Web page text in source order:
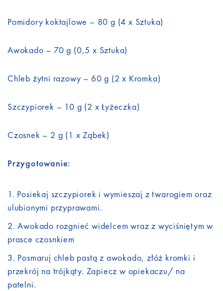
Pomidory koktajlowe – 80 g (4 x Sztuka)
Awokado – 70 g (0,5 x Sztuka)
Chleb żytni razowy – 60 g (2 x Kromka)
Szczypiorek – 10 g (2 x Łyżeczka)
Czosnek – 2 g (1 x Ząbek)
Przygotowanie:
Posiekaj szczypiorek i wymieszaj z twarogiem oraz
ulubionymi przyprawami.
Awokado rozgnieć widelcem wraz z wyciśniętym w
prasce czosnkiem
Posmaruj chleb pastą z awokado, złóż kromki i
przekrój na trójkąty. Zapiecz w opiekaczu/ na
patelni.